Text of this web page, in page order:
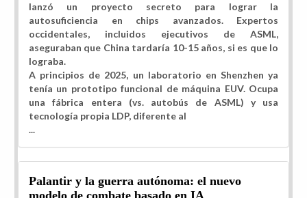
lanzó un proyecto secreto para lograr la
autosuficiencia en chips avanzados. Expertos
occidentales, incluidos ejecutivos de ASML,
aseguraban que China tardaría 10-15 años, si es que lo
lograba.
A principios de 2025, un laboratorio en Shenzhen ya
tenía un prototipo funcional de máquina EUV. Ocupa
una fábrica entera (vs. autobús de ASML) y usa
tecnología propia LDP, diferente al
...
Palantir y la guerra autónoma: el nuevo